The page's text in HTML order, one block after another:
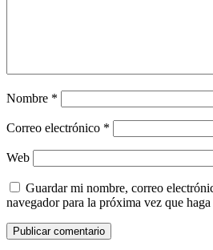
Nombre *
Correo electrónico *
Web
Guardar mi nombre, correo
navegador para la próxima vez que